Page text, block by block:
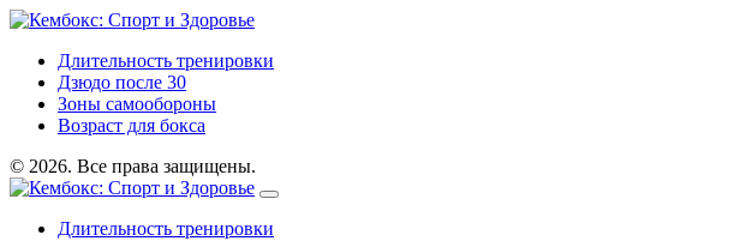
Длительность тренировки
Дзюдо после 30
Зоны самообороны
Возраст для бокса
© 2026. Все права защищены.
Длительность тренировки